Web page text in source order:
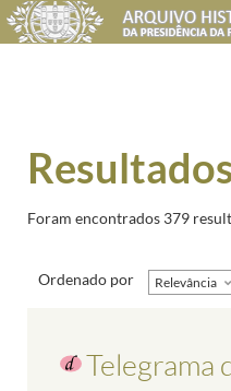
Foram encontrados 379
Ordenado por Relevância
Telegrama